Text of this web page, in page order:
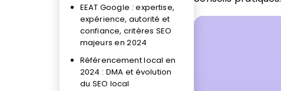
EEAT Google : expertise,
expérience, autorité et
confiance, critères SEO
majeurs en 2024
Référencement local en
2024 : DMA et évolution
du SEO local